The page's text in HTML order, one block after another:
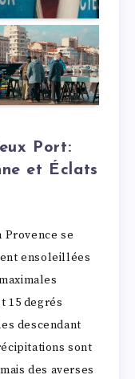
Port:
et Éclats
se
ensoleillées
15 degrés
descendant
sont
des averses